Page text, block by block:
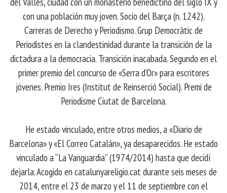
con una población muy joven. Socio del Barça (n. 1242).
Carreras de Derecho y Periodismo. Grup Democràtic de
Periodistes en la clandestinidad durante la transición de la
dictadura a la democracia. Transición inacabada. Segundo en el
primer premio del concurso de «Serra d’Or» para escritores
jóvenes. Premio Ires (Institut de Reinserció Social). Premi de
Periodisme Ciutat de Barcelona.
He estado vinculado, entre otros medios, a «Diario de
Barcelona» y «El Correo Catalán», ya desaparecidos. He estado
vinculado a “La Vanguardia” (1974/2014) hasta que decidí
dejarla. Acogido en catalunyareligio.cat durante seis meses de
2014, entre el 23 de marzo y el 11 de septiembre con el